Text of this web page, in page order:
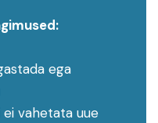
ega
vahetata uue